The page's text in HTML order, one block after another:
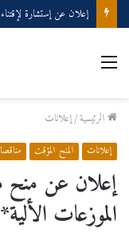
إعلان عن إستشارة
القائمة
الرئيسية/إعلانات
إعلانات المنح المؤقت
إعلان عن منح
الموزعات الألية*